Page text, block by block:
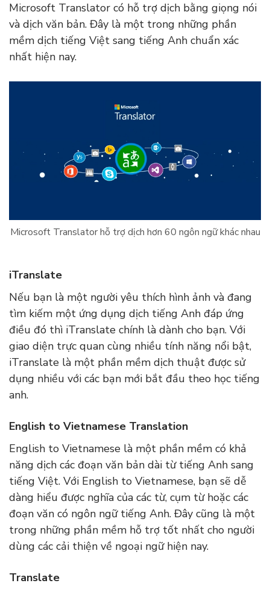
Microsoft Translator có hỗ trợ dịch bằng giọng nói
và dịch văn bản. Đây là một trong những phần
mềm dịch tiếng Việt sang tiếng Anh chuẩn xác
nhất hiện nay.
Microsoft Translator hỗ trợ dịch hơn 60 ngôn ngữ khác nhau
iTranslate
Nếu bạn là một người yêu thích hình ảnh và đang
tìm kiếm một ứng dụng dịch tiếng Anh đáp ứng
điều đó thì iTranslate chính là dành cho bạn. Với
giao diện trực quan cùng nhiều tính năng nổi bật,
iTranslate là một phần mềm dịch thuật được sử
dụng nhiều với các bạn mới bắt đầu theo học tiếng
anh.
English to Vietnamese Translation
English to Vietnamese là một phần mềm có khả
năng dịch các đoạn văn bản dài từ tiếng Anh sang
tiếng Việt. Với English to Vietnamese, bạn sẽ dễ
dàng hiểu được nghĩa của các từ, cụm từ hoặc các
đoạn văn có ngôn ngữ tiếng Anh. Đây cũng là một
trong những phần mềm hỗ trợ tốt nhất cho người
dùng các cải thiện về ngoại ngữ hiện nay.
Translate